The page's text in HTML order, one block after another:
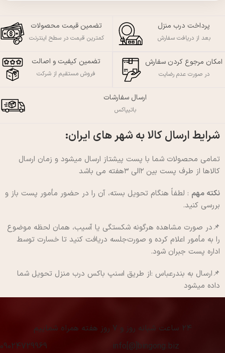
پرداخت درب منزل
بعد از دریافت سفارش
تضمین قیمت محصولات
کمترین قیمت در سطح اینترنت
امکان مرجوع کردن سفارش
در صورت عدم رضایت
تضمین کیفیت و اصالت
فروش مستقیم از شرکت
ارسال سفارشات
باتیپاکس
شرایط ارسال کالا به شهر های ایران:
تمامی محصولات شما با پست پیشتاز ارسال میشود و زمان ارسال
کالاها از طرف پست بین ۲الی ۳هفته می باشد
نکته مهم : لطفاً هنگام تحویل بسته، آن را در حضور مأمور پست باز و
بررسی کنید.
📌در صورت مشاهده هرگونه شکستگی یا آسیب، همان لحظه موضوع
را به مأمور اعلام کرده و صورت‌جلسه دریافت کنید تا خسارت توسط
اداره پست جبران شود.
📌ارسال به بندرعباس :از طریق اسنپ باکس درب منزل تحویل شما
داده میشود
۲۴ ساعت شبانه روز و ۷ روز هفته همراه شماییم
info[@]bingong.biz
09024729969